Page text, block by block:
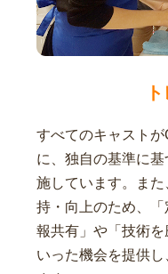
すべてのキャスト
に、独自の基準に
施しています。ま
持・向上のため、
報共有」や「技術
いった機会を提供